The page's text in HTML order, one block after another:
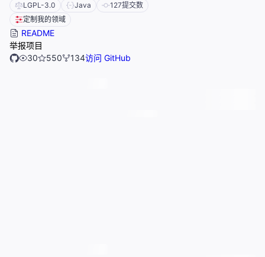
LGPL-3.0 Java 127提交数
定制我的领域
README
举报项目
30
550 134访问 GitHub